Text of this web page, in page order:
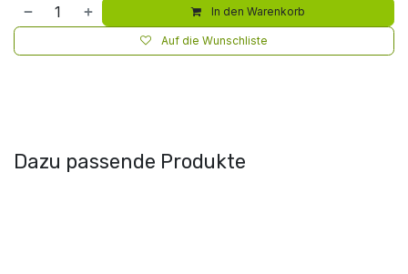
In den Warenkorb
Auf die Wunschliste
Dazu passende Produkte